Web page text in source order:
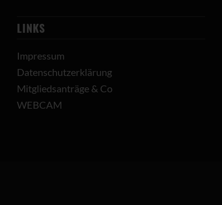
LINKS
Impressum
Datenschutzerklärung
Mitgliedsanträge & Co
WEBCAM